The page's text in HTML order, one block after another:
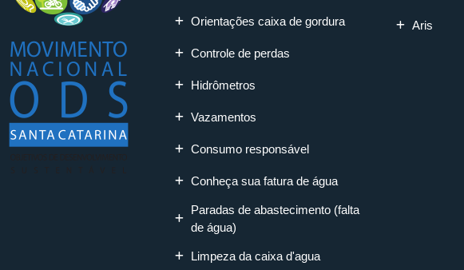
Orientações caixa de gordura
Controle de perdas
Hidrômetros
Vazamentos
Consumo responsável
Conheça sua fatura de água
Paradas de abastecimento (falta
de água)
Limpeza da caixa d'agua
Aris